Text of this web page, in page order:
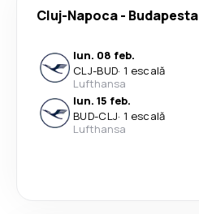
Cluj-Napoca- Budapesta
lun. 08 feb.
CLJ-BUD· 1 escală
Lufthansa
lun. 15 feb.
BUD-CLJ· 1 escală
Lufthansa